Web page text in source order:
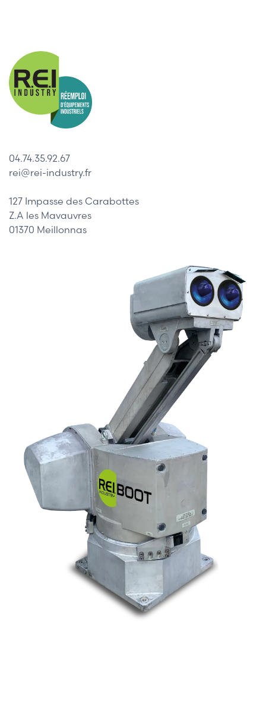
04.74.35.92.67
rei@rei-industry.fr
127 Impasse des Carabottes
Z.A les Mavauvres
01370 Meillonnas